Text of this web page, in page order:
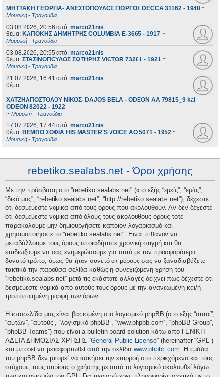
ΜΗΤΤΑΚΗ ΓΕΩΡΓΙΑ- ΑΝΕΣΤΟΠΟΥΛΟΣ ΓΙΩΡΓΟΣ DECCA 31162 - 1948 ~
Μουσική - Τραγούδια
03.08.2026, 20:56 από: marco21nis
θέμα: ΚΑΠΟΚΗΣ ΔΗΜΗΤΡΗΣ COLUMBIA E-3665 - 1917 ~
Μουσική - Τραγούδια
03.08.2026, 20:55 από: marco21nis
θέμα: ΣΤΑΣΙΝΟΠΟΥΛΟΣ ΣΩΤΗΡΗΣ VICTOR 73281 - 1921 ~
Μουσική - Τραγούδια
21.07.2026, 16:41 από: marco21nis
θέμα:
ΧΑΤΖΗΑΠΟΣΤΟΛΟΥ ΝΙΚΟΣ- DAJOS BELA - ODEON AA 79815_9 kai
ODEON 82022 - 1922
~ Μουσική - Τραγούδια
17.07.2026, 17:44 από: marco21nis
θέμα: ΒΕΜΠΟ ΣΟΦΙΑ HIS MASTER'S VOICE AO 5071 - 1952 ~
Μουσική - Τραγούδια
rebetiko.sealabs.net - Όροι χρήσης
Με την πρόσβαση στο “rebetiko.sealabs.net” (στο εξής “εμείς”, “εμάς”,
“δικό μας”, “rebetiko.sealabs.net”, “http://rebetiko.sealabs.net”), δέχεστε
ότι δεσμεύεστε νομικά από τους όρους που ακολουθούν. Αν δεν δέχεστε
ότι δεσμεύεστε νομικά από όλους τους ακόλουθους όρους τότε
παρακαλούμε μην δημιουργήσετε κάποιον λογαριασμό και
χρησιμοποιήσετε το “rebetiko.sealabs.net”. Είναι πιθανόν να
μεταβάλλουμε τους όρους οποιαδήποτε χρονική στιγμή και θα
επιδιώξουμε να σας ενημερώσουμε για αυτό με τον προσφορότερο
δυνατό τρόπο, όμως θα ήταν συνετό εκ μέρους σας να ξαναδιαβάζετε
τακτικά την παρούσα σελίδα καθώς η συνεχιζόμενη χρήση του
“rebetiko.sealabs.net” μετά τις εκάστοτε αλλαγές δείχνει πως δέχεστε ότι
δεσμεύεστε νομικά από αυτούς τους όρους με την ανανεωμένη και/ή
τροποποιημένη μορφή των όρων.
Η ιστοσελίδα μας είναι βασισμένη στο λογισμικό phpBB (στο εξής “αυτοί”,
“αυτών”, “αυτούς”, “λογισμικό phpBB”, “www.phpbb.com”, “phpBB Group”,
“phpBB Teams”) που είναι a bulletin board solution κάτω από ΓΕΝΙΚΗ
ΑΔΕΙΑ ΔΗΜΟΣΙΑΣ ΧΡΗΣΗΣ “General Public License” (hereinafter “GPL”)
και μπορεί να μεταφορτωθεί από την σελίδα www.phpbb.com. Η ομάδα
του phpBB δεν μπορεί να ασκήσει την επιρροή στο περιεχόμενο και τους
στόχους, τους οποίους ο χρήστης με αυτό το λογισμικό ακολουθεί λόγω